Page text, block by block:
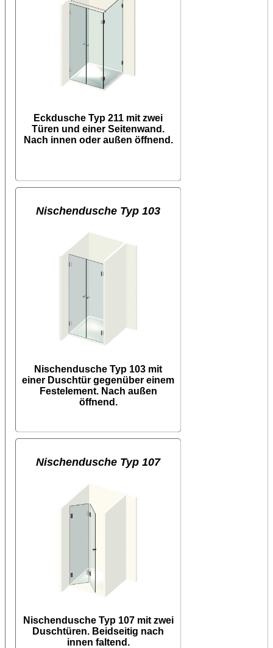
Eckdusche Typ 211 mit zwei
Türen und einer Seitenwand.
Nach innen oder außen öffnend.
Nischendusche Typ 103
Nischendusche Typ 103 mit
einer Duschtür gegenüber einem
Festelement. Nach außen
öffnend.
Nischendusche Typ 107
Nischendusche Typ 107 mit zwei
Duschtüren. Beidseitig nach
innen faltend.